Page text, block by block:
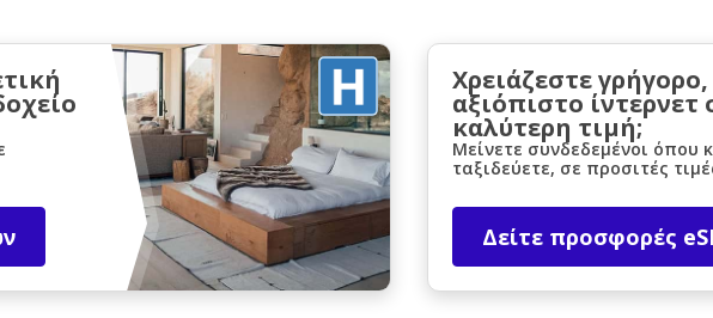
Χρειάζεστε γρήγορο,
αξιόπιστο ίντερνετ
καλύτερη τιμή;
Μείνετε συνδεδεμένοι όπου
ταξιδεύετε, σε προσιτές
Δείτε προσφορές
Σύνδεση με eLink